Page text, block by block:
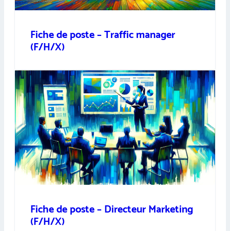
Fiche de poste – Traffic manager
(F/H/X)
Fiche de poste – Directeur Marketing
(F/H/X)